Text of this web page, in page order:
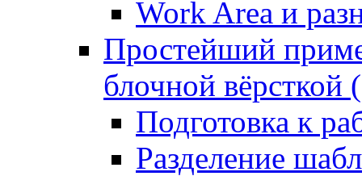
Work Area и
Простейший
блочной вёрсткой
Подготовка к
Разделение